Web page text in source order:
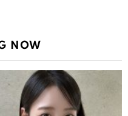
NOW